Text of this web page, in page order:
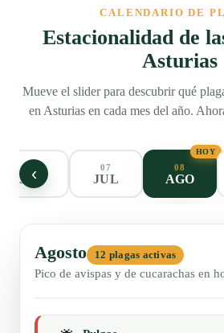
CALENDARIO DE
Estacionalidad de
Asturias
Mueve el slider para descubrir qué
en Asturias en cada mes del año.
‹
JUN
07
JUL
08
AGO
HOY
Agosto 12 plagas activas
Pico de avispas y de cucarachas en